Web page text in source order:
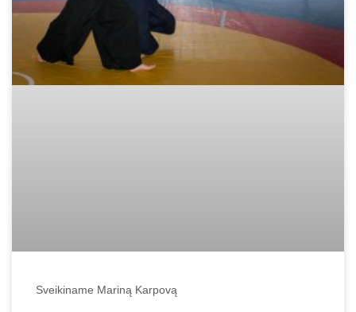
Sveikiname Mariną Karpovą